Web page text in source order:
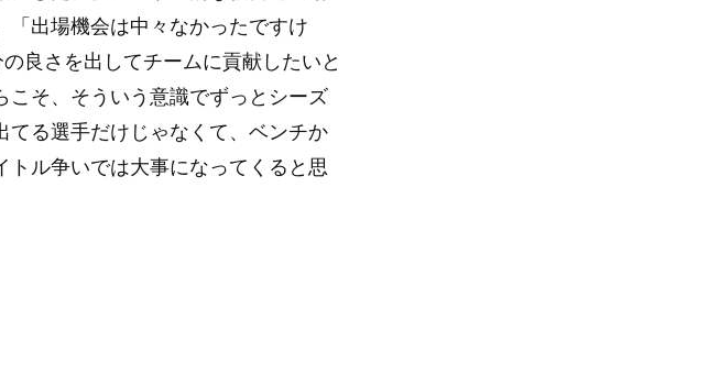
出場機会は中々なかったですけ
良さを出してチームに貢献したいと
そ、そういう意識でずっとシーズ
る選手だけじゃなくて、ベンチか
ル争いでは大事になってくると思